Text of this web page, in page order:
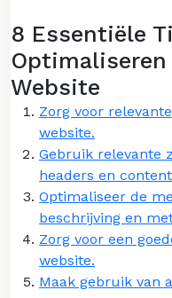
8 Essentiële
Optimaliseren
Website
Zorg voor
website.
Gebruik relevante
headers en
Optimaliseer de
beschrijving en
Zorg voor een
website.
Maak gebruik van